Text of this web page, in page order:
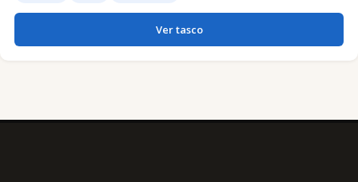
Ver tasco